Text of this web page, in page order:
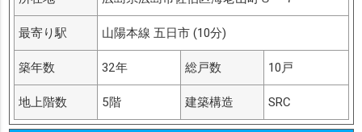
最寄り駅 山陽本線 五日市 (10分)
築年数 32年 総戸数 10戸
地上階数 5階 建築構造 SRC